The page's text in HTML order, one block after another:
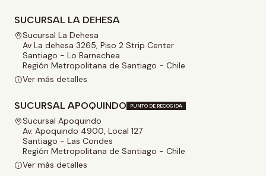
SUCURSAL LA DEHESA
Sucursal La Dehesa
Av La dehesa 3265, Piso 2 Strip Center
Santiago - Lo Barnechea
Región Metropolitana de Santiago - Chile
Ver más detalles
SUCURSAL APOQUINDO PUNTO DE RECOGIDA
Sucursal Apoquindo
Av. Apoquindo 4900, Local 127
Santiago - Las Condes
Región Metropolitana de Santiago - Chile
Ver más detalles